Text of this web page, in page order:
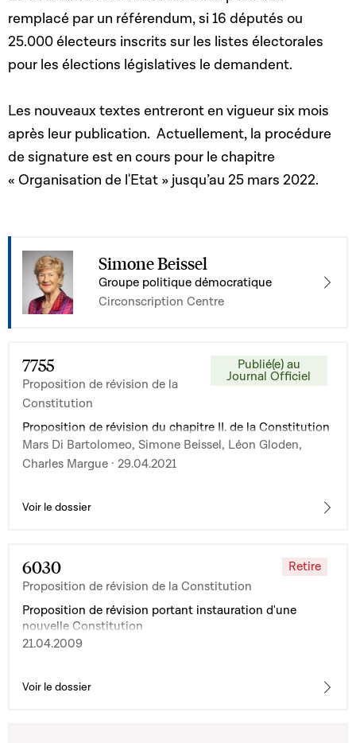
remplacé par un référendum, si 16 députés ou
25.000 électeurs inscrits sur les listes électorales
pour les élections législatives le demandent.
Les nouveaux textes entreront en vigueur six mois
après leur publication. Actuellement, la procédure
de signature est en cours pour le chapitre
« Organisation de l'Etat » jusqu’au 25 mars 2022.
Simone Beissel
Groupe politique démocratique
Circonscription Centre
7755
Proposition de révision de la
Constitution
Publié(e) au
Journal Officiel
Proposition de révision du chapitre II. de la Constitution
Mars Di Bartolomeo, Simone Beissel, Léon Gloden,
Charles Margue · 29.04.2021
Voir le dossier
6030
Proposition de révision de la Constitution
Retire
Proposition de révision portant instauration d'une
nouvelle Constitution
21.04.2009
Voir le dossier